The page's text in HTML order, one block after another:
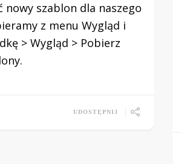
nowy szablon dla naszego
z menu Wygląd i
> Wygląd > Pobierz
UDOSTĘPNIJ